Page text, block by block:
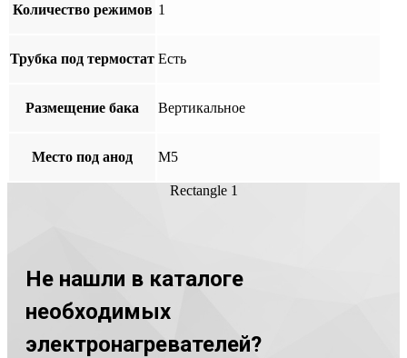
Количество режимов 1
Трубка под термостат Есть
Размещение бака Вертикальное
Место под анод М5
Rectangle 1
Не нашли в каталоге
необходимых
электронагревателей?